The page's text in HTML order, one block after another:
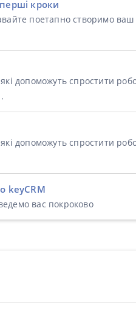
кроки
поетапно створимо ваш
допоможуть спростити
допоможуть спростити
keyCRM
вас покроково